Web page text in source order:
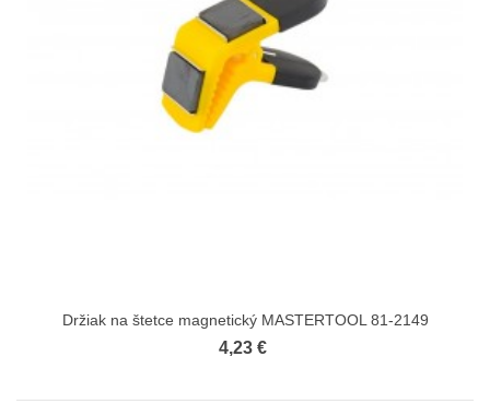
Držiak na štetce magnetický MASTERTOOL 81-2149
4,23 €